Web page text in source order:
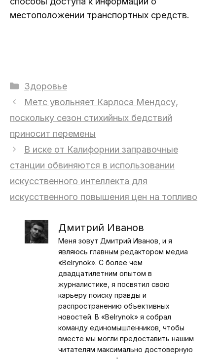
местоположении транспортных средств.
Рубрики
Здоровье
Метс увольняет Карлоса Мендосу,
поскольку сезон стихийных бедствий
приносит перемены
В иске от Калифорнии заправочные
станции обвиняются в использовании
искусственного интеллекта для
искусственного повышения цен на топливо
Дмитрий Иванов
Меня зовут Дмитрий Иванов, и я
являюсь главным редактором медиа
«Belrynok». С более чем
двадцатилетним опытом в
журналистике, я посвятил свою
карьеру поиску правды и
распространению объективных
новостей. В «Belrynok» я собрал
команду единомышленников, чтобы
вместе мы могли предоставить нашим
читателям максимально достоверную